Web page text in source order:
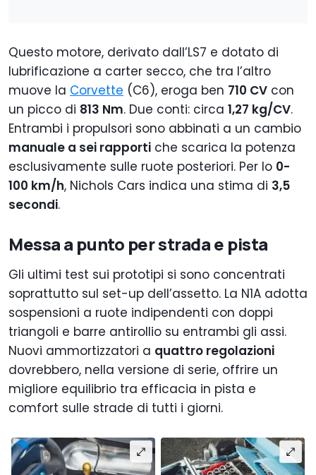
Questo motore, derivato dall’LS7 e dotato di
lubrificazione a carter secco, che tra l’altro
muove la Corvette (C6), eroga ben 710 CV con
un picco di 813 Nm. Due conti: circa 1,27 kg/CV.
Entrambi i propulsori sono abbinati a un cambio
manuale a sei rapporti che scarica la potenza
esclusivamente sulle ruote posteriori. Per lo 0-
100 km/h, Nichols Cars indica una stima di 3,5
secondi.
Messa a punto per strada e pista
Gli ultimi test sui prototipi si sono concentrati
soprattutto sul set-up dell’assetto. La N1A adotta
sospensioni a ruote indipendenti con doppi
triangoli e barre antirollio su entrambi gli assi.
Nuovi ammortizzatori a quattro regolazioni
dovrebbero, nella versione di serie, offrire un
migliore equilibrio tra efficacia in pista e
comfort sulle strade di tutti i giorni.